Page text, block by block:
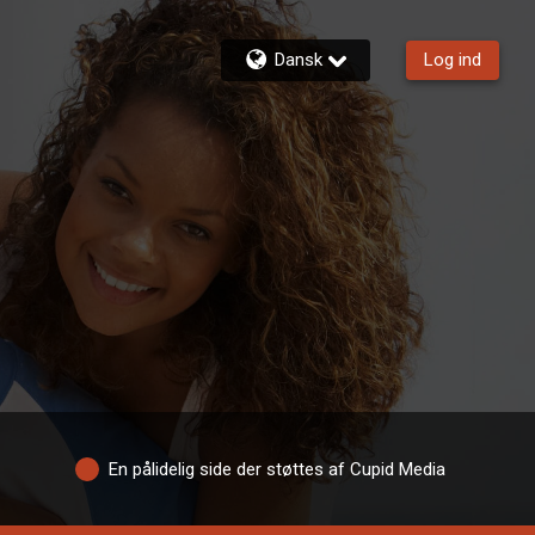
Dansk Log ind
En pålidelig side der støttes af Cupid Media